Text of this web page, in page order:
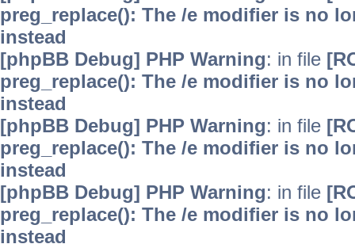
preg_replace(): The /e modifier is no
instead
[phpBB Debug] PHP Warning: in file
preg_replace(): The /e modifier is no
instead
[phpBB Debug] PHP Warning: in file
preg_replace(): The /e modifier is no
instead
[phpBB Debug] PHP Warning: in file
preg_replace(): The /e modifier is no
instead